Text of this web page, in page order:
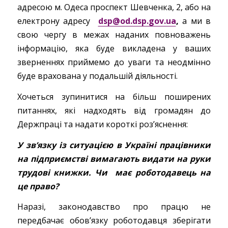
адресою м. Одеса проспект Шевченка, 2, або на
електрону адресу dsp@od.dsp.gov.ua,а ми в
свою чергу в межах наданих повноважень
інформацію, яка буде викладена у ваших
зверненнях приймемо до уваги та неодмінно
буде врахована у подальшій діяльності.
Хочеться зупинитися на більш поширених
питаннях, які надходять від громадян до
Держпраці та надати короткі роз’яснення:
У зв’язку із ситуацією в Україні працівники
на підприємстві вимагають видати на руки
трудові книжки. Чи має роботодавець на
це право?
Наразі, законодавство про працю не
передбачає обов’язку роботодавця зберігати